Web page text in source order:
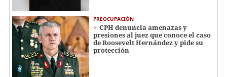
PREOCUPACIÓN
CPH denuncia amenazas y
presiones al juez que conoce el caso
de Roosevelt Hernández y pide su
protección